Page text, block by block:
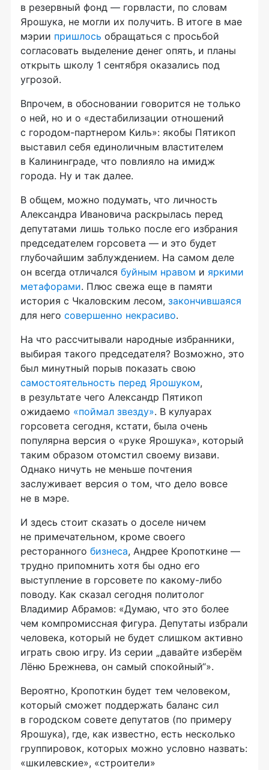
в резервный фонд — горвласти, по словам
Ярошука, не могли их получить. В итоге в мае
мэрии пришлось обращаться с просьбой
согласовать выделение денег опять, и планы
открыть школу 1 сентября оказались под
угрозой.
Впрочем, в обосновании говорится не только
о ней, но и о «дестабилизации отношений
с городом-партнером Киль»: якобы Пятикоп
выставил себя единоличным властителем
в Калининграде, что повлияло на имидж
города. Ну и так далее.
В общем, можно подумать, что личность
Александра Ивановича раскрылась перед
депутатами лишь только после его избрания
председателем горсовета — и это будет
глубочайшим заблуждением. На самом деле
он всегда отличался буйным нравом и яркими
метафорами. Плюс свежа еще в памяти
история с Чкаловским лесом, закончившаяся
для него совершенно некрасиво.
На что рассчитывали народные избранники,
выбирая такого председателя? Возможно, это
был минутный порыв показать свою
самостоятельность перед Ярошуком,
в результате чего Александр Пятикоп
ожидаемо «поймал звезду». В кулуарах
горсовета сегодня, кстати, была очень
популярна версия о «руке Ярошука», который
таким образом отомстил своему визави.
Однако ничуть не меньше почтения
заслуживает версия о том, что дело вовсе
не в мэре.
И здесь стоит сказать о доселе ничем
не примечательном, кроме своего
ресторанного бизнеса, Андрее Кропоткине —
трудно припомнить хотя бы одно его
выступление в горсовете по какому-либо
поводу. Как сказал сегодня политолог
Владимир Абрамов: «Думаю, что это более
чем компромиссная фигура. Депутаты избрали
человека, который не будет слишком активно
играть свою игру. Из серии „давайте изберём
Лёню Брежнева, он самый спокойный“».
Вероятно, Кропоткин будет тем человеком,
который сможет поддержать баланс сил
в городском совете депутатов (по примеру
Ярошука), где, как известно, есть несколько
группировок, которых можно условно назвать:
«шкилевские», «строители»